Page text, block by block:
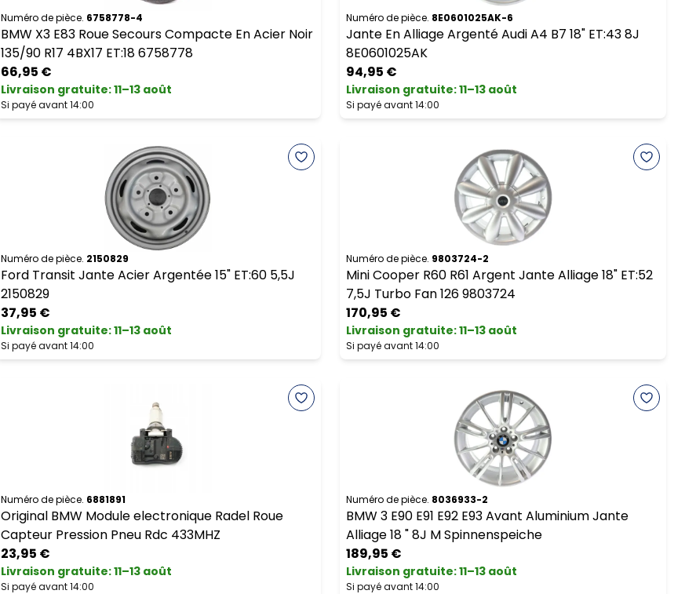
Numéro de pièce. 6758778-4
BMW X3 E83 Roue Secours Compacte En Acier Noir
135/90 R17 4BX17 ET:18 6758778
66,95 €
Livraison gratuite:11–13 août
Si payé avant 14:00
Numéro de pièce. 8E0601025AK-6
Jante En Alliage Argenté Audi A4 B7 18" ET:43 8J
8E0601025AK
94,95 €
Livraison gratuite:11–13 août
Si payé avant 14:00
Numéro de pièce. 2150829
Ford Transit Jante Acier Argentée 15" ET:60 5,5J
2150829
37,95 €
Livraison gratuite:11–13 août
Si payé avant 14:00
Numéro de pièce. 9803724-2
Mini Cooper R60 R61 Argent Jante Alliage 18" ET:52
7,5J Turbo Fan 126 9803724
170,95 €
Livraison gratuite:11–13 août
Si payé avant 14:00
Numéro de pièce. 6881891
Original BMW Module electronique Radel Roue
Capteur Pression Pneu Rdc 433MHZ
23,95 €
Livraison gratuite:11–13 août
Si payé avant 14:00
Numéro de pièce. 8036933-2
BMW 3 E90 E91 E92 E93 Avant Aluminium Jante
Alliage 18 " 8J M Spinnenspeiche
189,95 €
Livraison gratuite:11–13 août
Si payé avant 14:00